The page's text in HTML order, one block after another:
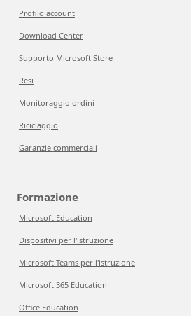
Profilo account
Download Center
Supporto Microsoft Store
Resi
Monitoraggio ordini
Riciclaggio
Garanzie commerciali
Formazione
Microsoft Education
Dispositivi per l'istruzione
Microsoft Teams per l'istruzione
Microsoft 365 Education
Office Education